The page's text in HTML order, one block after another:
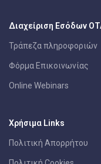
Διαχείριση Εσόδων
Τράπεζα πληροφοριών
Φόρμα Επικοινωνίας
Online Webinars
Χρήσιμα Links
Πολιτική Απορρήτου